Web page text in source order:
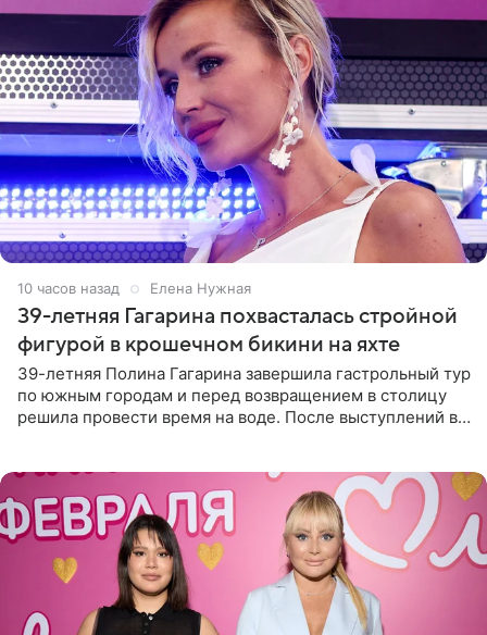
10 часов назад Елена Нужная
39-летняя Гагарина похвасталась стройной
фигурой в крошечном бикини на яхте
39-летняя Полина Гагарина завершила гастрольный тур
по южным городам и перед возвращением в столицу
решила провести время на воде. После выступлений в